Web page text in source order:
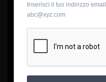
Inserisci il tuo indirizzo
abc@xyz.com